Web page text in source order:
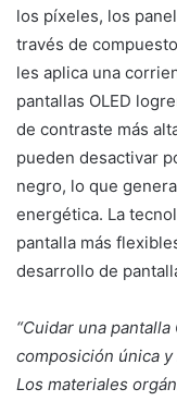
los píxeles, los
través de
les aplica una
pantallas OLED
de contraste más
pueden desactivar
negro, lo que
energética. La
pantalla más
desarrollo de
“Cuidar una
composición única
Los materiales